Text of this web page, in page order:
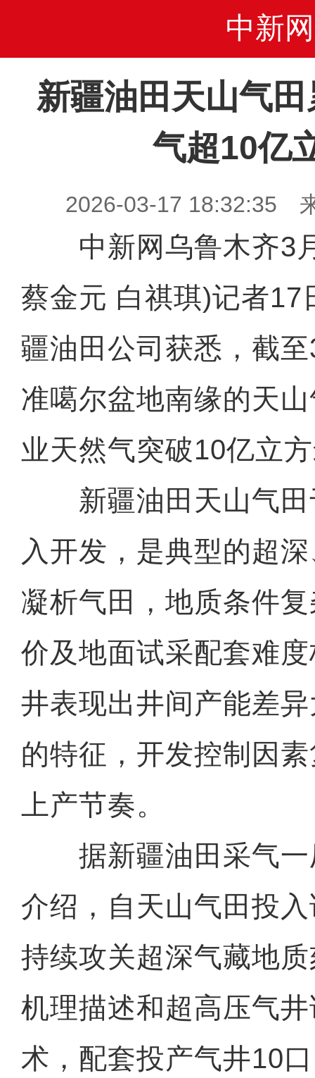
中新网
新疆油田天山气
气超10亿
2026-03-17 18:32:35
中新网乌鲁木齐3
蔡金元 白祺琪)记者17
疆油田公司获悉，截
准噶尔盆地南缘的天
业天然气突破10亿立
新疆油田天山气田
入开发，是典型的超
凝析气田，地质条件
价及地面试采配套难
井表现出井间产能差
的特征，开发控制因
上产节奏。
据新疆油田采气一
介绍，自天山气田投
持续攻关超深气藏地
机理描述和超高压气
术，配套投产气井10